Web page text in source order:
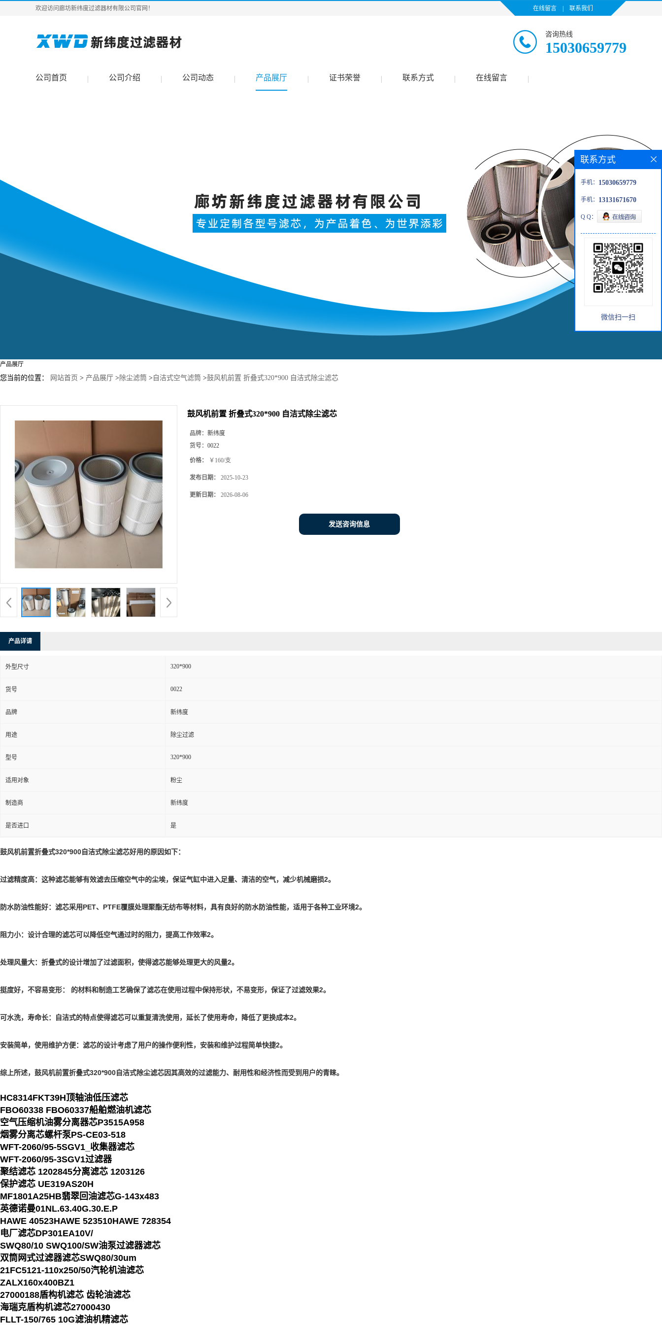
欢迎访问廊坊新纬度过滤器材有限公司官网！ 在线留言 联系我们
咨询热线
15030659779
公司首页 公司介绍 公司动态 产品展厅 证书荣誉 联系方式 在线留言
产品展厅
您当前的位置： 网站首页 > 产品展厅 >除尘滤筒 > 自洁式空气滤筒 >鼓风机前置 折叠式320*900 自洁式除尘滤芯
鼓风机前置 折叠式320*900 自洁式除尘滤芯
品牌： 新纬度
货号： 0022
价格： ￥160/支
发布日期： 2025-10-23
更新日期： 2026-08-06
发送咨询信息
产品详请
外型尺寸 320*900
货号 0022
品牌 新纬度
用途 除尘过滤
型号 320*900
适用对象 粉尘
制造商 新纬度
是否进口 是
鼓风机前置折叠式320*900自洁式除尘滤芯好用的原因如下：
过滤精度高：这种滤芯能够有效滤去压缩空气中的尘埃，保证气缸中进入足量、清洁的空气，减少机械磨损2。
防水防油性能好：滤芯采用PET、PTFE覆膜处理聚酯无纺布等材料，具有良好的防水防油性能，适用于各种工业环境2。
阻力小：设计合理的滤芯可以降低空气通过时的阻力，提高工作效率2。
处理风量大：折叠式的设计增加了过滤面积，使得滤芯能够处理更大的风量2。
挺度好，不容易变形： 的材料和制造工艺确保了滤芯在使用过程中保持形状，不易变形，保证了过滤效果2。
可水洗，寿命长：自洁式的特点使得滤芯可以重复清洗使用，延长了使用寿命，降低了更换成本2。
安装简单，使用维护方便：滤芯的设计考虑了用户的操作便利性，安装和维护过程简单快捷2。
综上所述，鼓风机前置折叠式320*900自洁式除尘滤芯因其高效的过滤能力、耐用性和经济性而受到用户的青睐。
HC8314FKT39H顶轴油低压滤芯
FBO60338 FBO60337船舶燃油机滤芯
空气压缩机油雾分离器芯P3515A958
烟雾分离芯螺杆泵PS-CE03-518
WFT-2060/95-5SGV1_收集器滤芯
WFT-2060/95-3SGV1过滤器
聚结滤芯 1202845分离滤芯 1203126
保护滤芯 UE319AS20H
MF1801A25HB翡翠回油滤芯G-143x483
英德诺曼01NL.63.40G.30.E.P
HAWE 40523HAWE 523510HAWE 728354
电厂滤芯DP301EA10V/
SWQ80/10 SWQ100/SW油泵过滤器滤芯
双筒网式过滤器滤芯SWQ80/30um
21FC5121-110x250/50汽轮机油滤芯
ZALX160x400BZ1
27000188盾构机滤芯 齿轮油滤芯
海瑞克盾构机滤芯27000430
FLLT-150/765 10G滤油机精滤芯
联系方式
手机： 15030659779
手机： 13131671670
Q Q：
微信扫一扫